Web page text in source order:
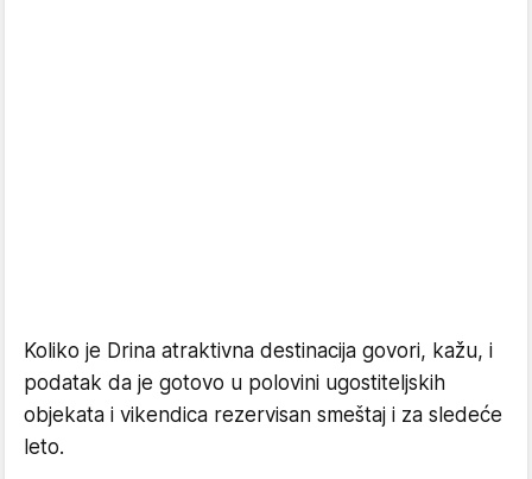
Koliko je Drina atraktivna destinacija govori, kažu, i
podatak da je gotovo u polovini ugostiteljskih
objekata i vikendica rezervisan smeštaj i za sledeće
leto.